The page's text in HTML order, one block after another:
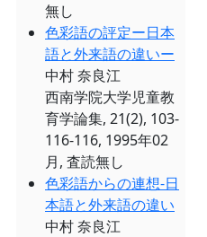
無し
色彩語の評定ー日本
語と外来語の違いー
中村 奈良江
西南学院大学児童教
育学論集, 21(2), 103-
116-116, 1995年02
月, 査読無し
色彩語からの連想-日
本語と外来語の違い
中村 奈良江